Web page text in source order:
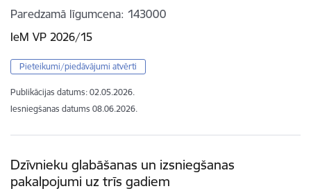
Paredzamā līgumcena 143000
IeM VP 2026/15
Pieteikumi/piedāvājumi atvērti
Publikācijas datums: 02.05.2026.
Iesniegšanas datums 08.06.2026.
Dzīvnieku glabāšanas un izsniegšanas
pakalpojumi uz trīs gadiem